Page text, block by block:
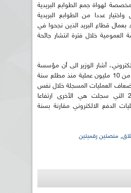
لهواة جمع الطوابع البريدية
عددا من الطوابع البريدية
قطاع البريد الذين نجحوا في
العمومية خلال فترة انتشار جائحة
أشار الوزير الى أن مؤسسة
بريد الجزائر سجلت أكثر من 10 مليون عملية منذ مطلع سنة
أضعاف العمليات المسجلة خلال نفس
الفترة من سنة 2020 التي سجلت هي الأخرى ارتفاعا
الدفع الالكتروني مقارنة بسنة
, منصتين رقميتين